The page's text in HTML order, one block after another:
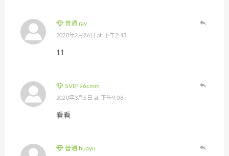
普通 ray
2020年2月26日 at 下午2:43
11
SVIP 96cmm
2020年3月5日 at 下午9:08
看看
普通 huayu